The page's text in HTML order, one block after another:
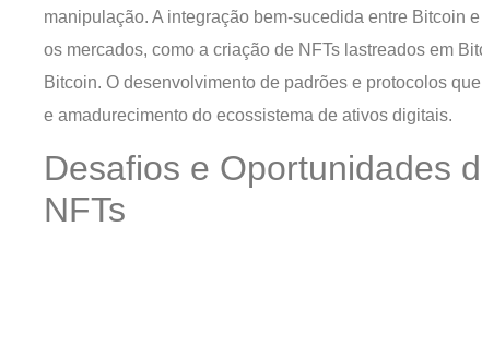
manipulação. A integração bem-sucedida entre Bitcoin
os mercados, como a criação de NFTs lastreados em
Bitcoin. O desenvolvimento de padrões e protocolos
e amadurecimento do ecossistema de ativos digitais.
Desafios e Oportunidades
NFTs